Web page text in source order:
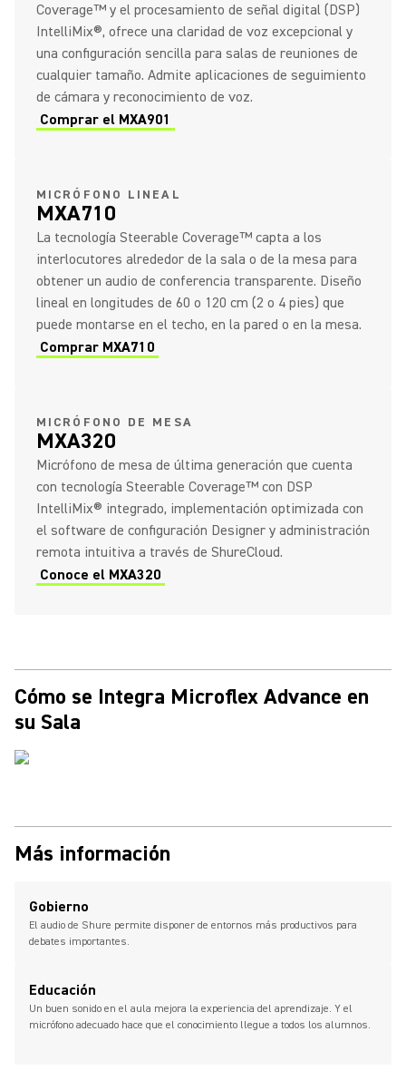
Coverage™ y el procesamiento de señal digital (DSP)
IntelliMix®, ofrece una claridad de voz excepcional y
una configuración sencilla para salas de reuniones de
cualquier tamaño. Admite aplicaciones de seguimiento
de cámara y reconocimiento de voz.
Comprar el MXA901
MICRÓFONO LINEAL
MXA710
La tecnología Steerable Coverage™ capta a los
interlocutores alrededor de la sala o de la mesa para
obtener un audio de conferencia transparente. Diseño
lineal en longitudes de 60 o 120 cm (2 o 4 pies) que
puede montarse en el techo, en la pared o en la mesa.
Comprar MXA710
MICRÓFONO DE MESA
MXA320
Micrófono de mesa de última generación que cuenta
con tecnología Steerable Coverage™ con DSP
IntelliMix® integrado, implementación optimizada con
el software de configuración Designer y administración
remota intuitiva a través de ShureCloud.
Conoce el MXA320
Cómo se Integra Microflex Advance en
su Sala
Más información
Gobierno
El audio de Shure permite disponer de entornos más productivos para
debates importantes.
Educación
Un buen sonido en el aula mejora la experiencia del aprendizaje. Y el
micrófono adecuado hace que el conocimiento llegue a todos los alumnos.